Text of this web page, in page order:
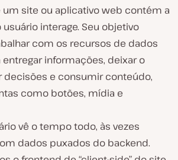
um site ou aplicativo web contém a
usuário interage. Seu objetivo
com os recursos de dados
informações, deixar o
decisões e consumir conteúdo,
como botões, mídia e
vê o tempo todo, às vezes
dados puxados do backend.